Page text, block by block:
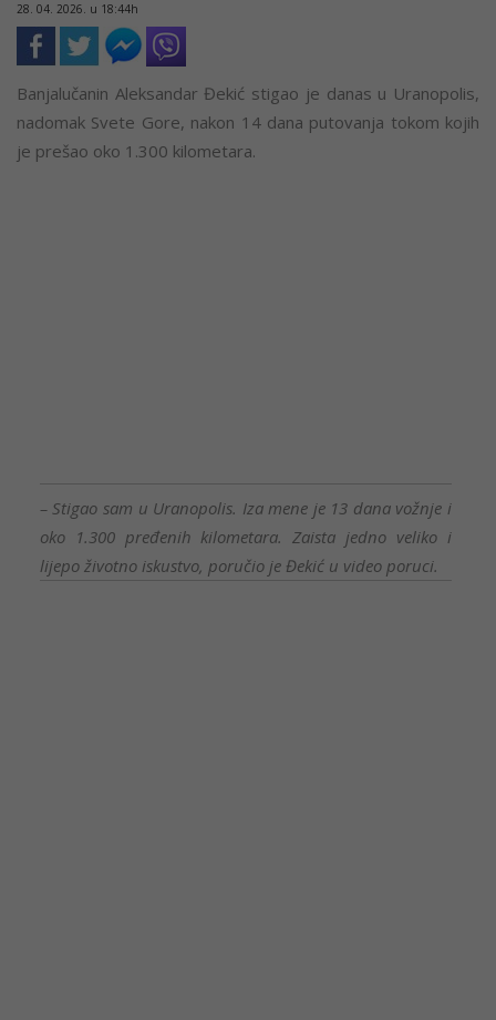
28. 04. 2026. u 18:44h
Banjalučanin Aleksandar Đekić stigao je danas u Uranopolis,
nadomak Svete Gore, nakon 14 dana putovanja tokom kojih
je prešao oko 1.300 kilometara.
– Stigao sam u Uranopolis. Iza mene je 13 dana vožnje i
oko 1.300 pređenih kilometara. Zaista jedno veliko i
lijepo životno iskustvo, poručio je Đekić u video poruci.